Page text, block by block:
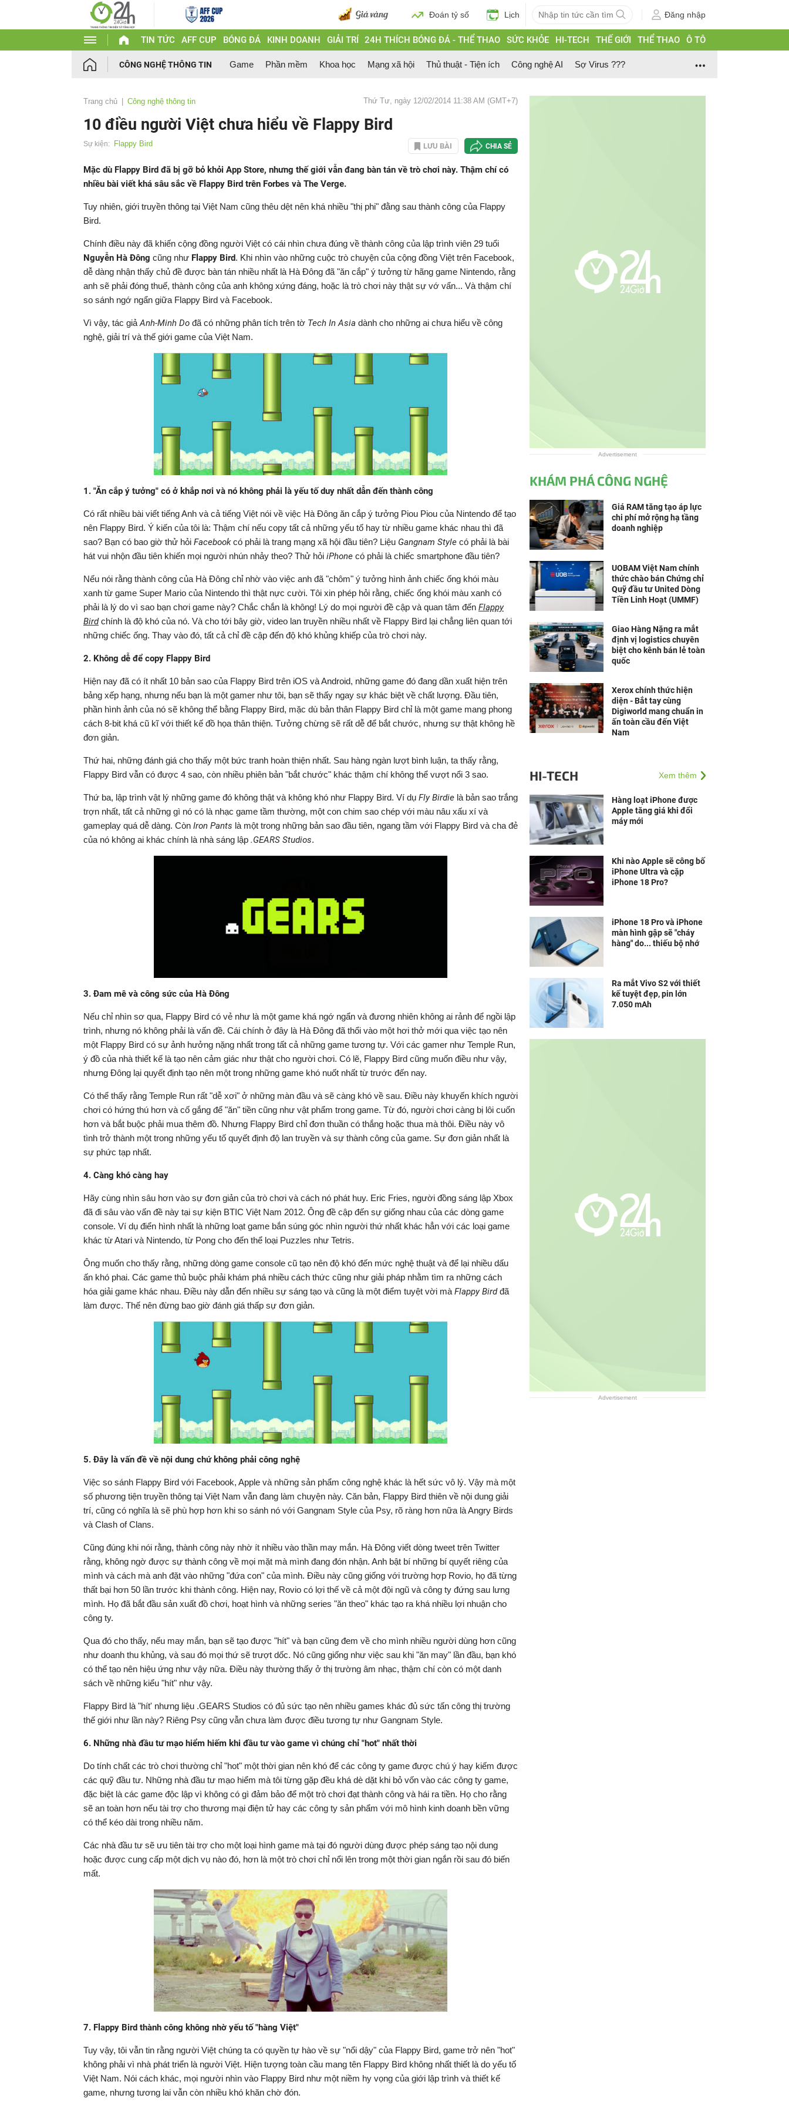
Đoán tỷ số Lịch Đăng nhập
TIN TỨC AFF CUP BÓNG ĐÁ KINH DOANH GIẢI TRÍ 24H THÍCH BÓNG ĐÁ - THỂ THAO SỨC KHỎE HI-TECH THẾ GIỚI THỂ THAO Ô TÔ
CÔNG NGHỆ THÔNG TIN Game Phần mềm Khoa học Mạng xã hội Thủ thuật - Tiện ích Công nghệ AI Sợ Virus ???
Trang chủ Công nghệ thông tin Thứ Tư, ngày 12/02/2014 11:38 AM (GMT+7)
10 điều người Việt chưa hiểu về Flappy Bird
Sự kiện: Flappy Bird LƯU BÀI CHIA SẺ
Mặc dù Flappy Bird đã bị gỡ bỏ khỏi App Store, nhưng thế giới vẫn đang bàn tán về trò chơi này. Thậm chí có
nhiều bài viết khá sâu sắc về Flappy Bird trên Forbes và The Verge.
Tuy nhiên, giới truyền thông tại Việt Nam cũng thêu dệt nên khá nhiều "thị phi" đằng sau thành công của Flappy
Bird.
Chính điều này đã khiến cộng đồng người Việt có cái nhìn chưa đúng về thành công của lập trình viên 29 tuổi
Nguyễn Hà Đông cũng như Flappy Bird. Khi nhìn vào những cuộc trò chuyện của cộng đồng Việt trên Facebook,
dễ dàng nhận thấy chủ đề được bàn tán nhiều nhất là Hà Đông đã "ăn cắp" ý tưởng từ hãng game Nintendo, rằng
anh sẽ phải đóng thuế, thành công của anh không xứng đáng, hoặc là trò chơi này thật sự vớ vẩn... Và thậm chí
so sánh ngớ ngẩn giữa Flappy Bird và Facebook.
Vì vậy, tác giảAnh-Minh Do đã có những phân tích trên tờ Tech In Asia dành cho những ai chưa hiểu về công
nghệ, giải trí và thế giới game của Việt Nam.
1. "Ăn cắp ý tưởng" có ở khắp nơi và nó không phải là yếu tố duy nhất dẫn đến thành công
Có rất nhiều bài viết tiếng Anh và cả tiếng Việt nói về việc Hà Đông ăn cắp ý tưởng Piou Piou của Nintendo để tạo
nên Flappy Bird. Ý kiến của tôi là: Thậm chí nếu copy tất cả những yếu tố hay từ nhiều game khác nhau thì đã
sao? Bạn có bao giờ thử hỏi Facebookcó phải là trang mạng xã hội đầu tiên? Liệu Gangnam Style có phải là bài
hát vui nhộn đầu tiên khiến mọi người nhún nhảy theo? Thử hỏi iPhone có phải là chiếc smartphone đầu tiên?
Nếu nói rằng thành công của Hà Đông chỉ nhờ vào việc anh đã "chôm" ý tưởng hình ảnh chiếc ống khói màu
xanh từ game Super Mario của Nintendo thì thật nực cười. Tôi xin phép hỏi rằng, chiếc ống khói màu xanh có
phải là lý do vì sao bạn chơi game này? Chắc chắn là không! Lý do mọi người đề cập và quan tâm đến Flappy
Birdchính là độ khó của nó. Và cho tới bây giờ, video lan truyền nhiều nhất về Flappy Bird lại chẳng liên quan tới
những chiếc ống. Thay vào đó, tất cả chỉ đề cập đến độ khó khủng khiếp của trò chơi này.
2. Không dễ để copy Flappy Bird
Hiện nay đã có ít nhất 10 bản sao của Flappy Bird trên iOS và Android, những game đó đang dần xuất hiện trên
bảng xếp hạng, nhưng nếu bạn là một gamer như tôi, bạn sẽ thấy ngay sự khác biệt về chất lượng. Đầu tiên,
phần hình ảnh của nó sẽ không thể bằng Flappy Bird, mặc dù bản thân Flappy Bird chỉ là một game mang phong
cách 8-bit khá cũ kĩ với thiết kế đồ họa thân thiện. Tưởng chừng sẽ rất dễ để bắt chước, nhưng sự thật không hề
đơn giản.
Thứ hai, những đánh giá cho thấy một bức tranh hoàn thiện nhất. Sau hàng ngàn lượt bình luận, ta thấy rằng,
Flappy Bird vẫn có được 4 sao, còn nhiều phiên bản "bắt chước" khác thậm chí không thể vượt nổi 3 sao.
Thứ ba, lập trình vật lý những game đó không thật và không khó như Flappy Bird. Ví dụ Fly Birdie là bản sao trắng
trợn nhất, tất cả những gì nó có là nhạc game tầm thường, một con chim sao chép với màu nâu xấu xí và
gameplay quá dễ dàng. Còn Iron Pants là một trong những bản sao đầu tiên, ngang tầm với Flappy Bird và cha đẻ
của nó không ai khác chính là nhà sáng lập .GEARS Studios.
3. Đam mê và công sức của Hà Đông
Nếu chỉ nhìn sơ qua, Flappy Bird có vẻ như là một game khá ngớ ngẩn và đương nhiên không ai rảnh để ngồi lập
trình, nhưng nó không phải là vấn đề. Cái chính ở đây là Hà Đông đã thổi vào một hơi thở mới qua việc tạo nên
một Flappy Bird có sự ảnh hưởng nặng nhất trong tất cả những game tương tự. Với các gamer như Temple Run,
ý đồ của nhà thiết kế là tạo nên cảm giác như thật cho người chơi. Có lẽ, Flappy Bird cũng muốn điều như vậy,
nhưng Đông lại quyết định tạo nên một trong những game khó nuốt nhất từ trước đến nay.
Có thể thấy rằng Temple Run rất "dễ xơi" ở những màn đầu và sẽ càng khó về sau. Điều này khuyến khích người
chơi có hứng thú hơn và cố gắng để "ăn" tiền cũng như vật phẩm trong game. Từ đó, người chơi càng bị lôi cuốn
hơn và bắt buộc phải mua thêm đồ. Nhưng Flappy Bird chỉ đơn thuần có thắng hoặc thua mà thôi. Điều này vô
tình trở thành một trong những yếu tố quyết định độ lan truyền và sự thành công của game. Sự đơn giản nhất là
sự phức tạp nhất.
4. Càng khó càng hay
Hãy cùng nhìn sâu hơn vào sự đơn giản của trò chơi và cách nó phát huy. Eric Fries, người đồng sáng lập Xbox
đã đi sâu vào vấn đề này tại sự kiện BTIC Việt Nam 2012. Ông đề cập đến sự giống nhau của các dòng game
console. Ví dụ điển hình nhất là những loạt game bắn súng góc nhìn người thứ nhất khác hẳn với các loại game
khác từ Atari và Nintendo, từ Pong cho đến thể loại Puzzles như Tetris.
Ông muốn cho thấy rằng, những dòng game console cũ tạo nên độ khó đến mức nghệ thuật và để lại nhiều dấu
ấn khó phai. Các game thủ buộc phải khám phá nhiều cách thức cũng như giải pháp nhằm tìm ra những cách
hóa giải game khác nhau. Điều này dẫn đến nhiều sự sáng tạo và cũng là một điểm tuyệt vời mà Flappy Birdđã
làm được. Thế nên đừng bao giờ đánh giá thấp sự đơn giản.
5. Đây là vấn đề về nội dung chứ không phải công nghệ
Việc so sánh Flappy Bird với Facebook, Apple và những sản phẩm công nghệ khác là hết sức vô lý. Vậy mà một
số phương tiện truyền thông tại Việt Nam vẫn đang làm chuyện này. Căn bản, Flappy Bird thiên về nội dung giải
trí, cũng có nghĩa là sẽ phù hợp hơn khi so sánh nó với Gangnam Style của Psy, rõ ràng hơn nữa là Angry Birds
và Clash of Clans.
Cũng đúng khi nói rằng, thành công này nhờ ít nhiều vào thần may mắn. Hà Đông viết dòng tweet trên Twitter
rằng, không ngờ được sự thành công về mọi mặt mà mình đang đón nhận. Anh bật bí những bí quyết riêng của
mình và cách mà anh đặt vào những "đứa con" của mình. Điều này cũng giống với trường hợp Rovio, họ đã từng
thất bại hơn 50 lần trước khi thành công. Hiện nay, Rovio có lợi thế về cả một đội ngũ và công ty đứng sau lưng
mình. Họ đã bắt đầu sản xuất đồ chơi, hoạt hình và những series "ăn theo" khác tạo ra khá nhiều lợi nhuận cho
công ty.
Qua đó cho thấy, nếu may mắn, bạn sẽ tạo được "hít" và bạn cũng đem về cho mình nhiều người dùng hơn cũng
như doanh thu khủng, và sau đó mọi thứ sẽ trượt dốc. Nó cũng giống như việc sau khi "ăn may" lần đầu, bạn khó
có thể tạo nên hiệu ứng như vậy nữa. Điều này thường thấy ở thị trường âm nhạc, thậm chí còn có một danh
sách về những kiểu "hít" như vậy.
Flappy Bird là "hít' nhưng liệu .GEARS Studios có đủ sức tạo nên nhiều games khác đủ sức tấn công thị trường
thế giới như lần này? Riêng Psy cũng vẫn chưa làm được điều tương tự như Gangnam Style.
6. Những nhà đầu tư mạo hiểm hiếm khi đầu tư vào game vì chúng chỉ "hot" nhất thời
Do tính chất các trò chơi thường chỉ "hot" một thời gian nên khó để các công ty game được chú ý hay kiếm được
các quỹ đầu tư. Những nhà đầu tư mạo hiểm mà tôi từng gặp đều khá dè dặt khi bỏ vốn vào các công ty game,
đặc biệt là các game độc lập vì không có gì đảm bảo để một trò chơi đạt thành công và hái ra tiền. Họ cho rằng
sẽ an toàn hơn nếu tài trợ cho thương mại điện tử hay các công ty sản phẩm với mô hình kinh doanh bền vững
có thể kéo dài trong nhiều năm.
Các nhà đầu tư sẽ ưu tiên tài trợ cho một loại hình game mà tại đó người dùng được phép sáng tạo nội dung
hoặc được cung cấp một dịch vụ nào đó, hơn là một trò chơi chỉ nổi lên trong một thời gian ngắn rồi sau đó biến
mất.
7. Flappy Bird thành công không nhờ yếu tố "hàng Việt"
Tuy vậy, tôi vẫn tin rằng người Việt chúng ta có quyền tự hào về sự "nổi dậy" của Flappy Bird, game trở nên "hot"
không phải vì nhà phát triển là người Việt. Hiện tượng toàn cầu mang tên Flappy Bird không nhất thiết là do yếu tố
Việt Nam. Nói cách khác, mọi người nhìn vào Flappy Bird như một niềm hy vọng của giới lập trình và thiết kế
game, nhưng tương lai vẫn còn nhiều khó khăn chờ đón.
Advertisement
KHÁM PHÁ CÔNG NGHỆ
Giá RAM tăng tạo áp lực
chi phí mở rộng hạ tầng
doanh nghiệp
UOBAM Việt Nam chính
thức chào bán Chứng chỉ
Quỹ đầu tư United Dòng
Tiền Linh Hoạt (UMMF)
Giao Hàng Nặng ra mắt
định vị logistics chuyên
biệt cho kênh bán lẻ toàn
quốc
Xerox chính thức hiện
diện - Bắt tay cùng
Digiworld mang chuẩn in
ấn toàn cầu đến Việt
Nam
HI-TECH Xem thêm
Hàng loạt iPhone được
Apple tăng giá khi đổi
máy mới
Khi nào Apple sẽ công bố
iPhone Ultra và cặp
iPhone 18 Pro?
iPhone 18 Pro và iPhone
màn hình gập sẽ "cháy
hàng" do... thiếu bộ nhớ
Ra mắt Vivo S2 với thiết
kế tuyệt đẹp, pin lớn
7.050 mAh
Advertisement